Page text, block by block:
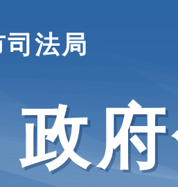
法局
政